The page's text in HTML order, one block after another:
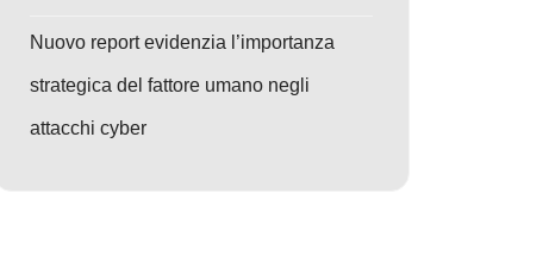
Nuovo report evidenzia l’importanza
strategica del fattore umano negli
attacchi cyber